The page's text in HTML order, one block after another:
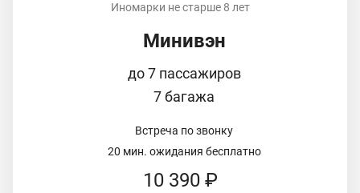
Иномарки не старше 8 лет
Минивэн
до 7 пассажиров
7 багажа
Встреча по звонку
20 мин. ожидания бесплатно
10 390 ₽